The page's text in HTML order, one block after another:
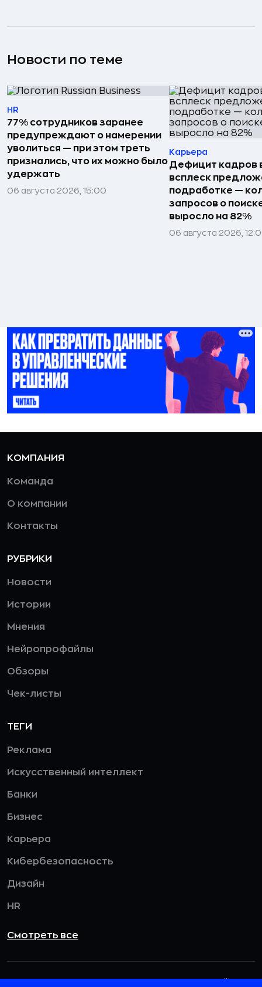
Новости по теме
HR
77% сотрудников заранее
предупреждают о намерении
уволиться — при этом треть
признались, что их можно было
удержать
06 августа 2026, 15:00
Карьера
Дефицит кадров
всплеск
подработке —
запросов о
выросло на 82%
06 августа 2026,
КОМПАНИЯ
Команда
О компании
Контакты
РУБРИКИ
Новости
Истории
Мнения
Нейропрофайлы
Обзоры
Чек-листы
ТЕГИ
Реклама
Искусственный интеллект
Банки
Бизнес
Карьера
Кибербезопасность
Дизайн
HR
Смотреть все